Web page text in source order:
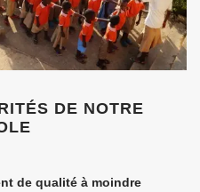
DE NOTRE
de qualité à moindre